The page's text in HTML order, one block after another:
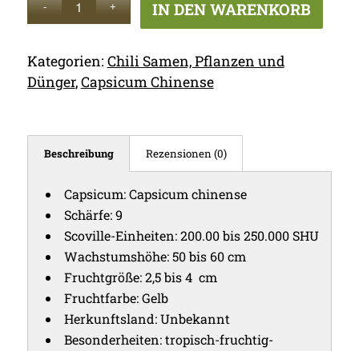
IN DEN WARENKORB
Kategorien: Chili Samen, Pflanzen und
Dünger,Capsicum Chinense
Beschreibung Rezensionen (0)
Capsicum: Capsicum chinense
Schärfe: 9
Scoville-Einheiten: 200.00 bis 250.000 SHU
Wachstumshöhe: 50 bis 60 cm
Fruchtgröße: 2,5 bis 4 cm
Fruchtfarbe: Gelb
Herkunftsland: Unbekannt
Besonderheiten: tropisch-fruchtig-